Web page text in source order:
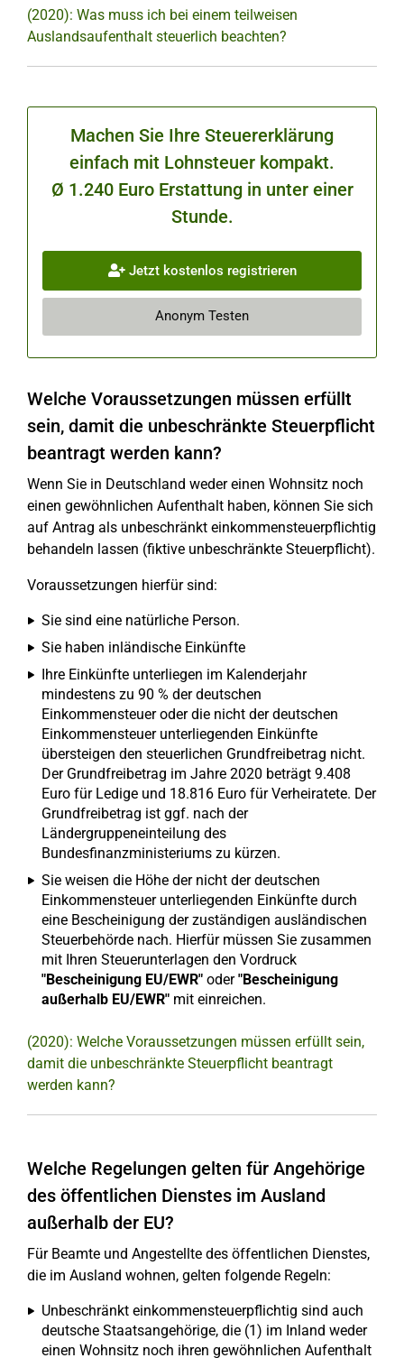
(2020): Was muss ich bei einem teilweisen
Auslandsaufenthalt steuerlich beachten?
Machen Sie Ihre Steuererklärung
einfach mit Lohnsteuer kompakt.
Ø 1.240 Euro Erstattung in unter einer
Stunde.
Jetzt kostenlos registrieren
Anonym Testen
Welche Voraussetzungen müssen erfüllt
sein, damit die unbeschränkte Steuerpflicht
beantragt werden kann?
Wenn Sie in Deutschland weder einen Wohnsitz noch
einen gewöhnlichen Aufenthalt haben, können Sie sich
auf Antrag als unbeschränkt einkommensteuerpflichtig
behandeln lassen (fiktive unbeschränkte Steuerpflicht).
Voraussetzungen hierfür sind:
Sie sind eine natürliche Person.
Sie haben inländische Einkünfte
Ihre Einkünfte unterliegen im Kalenderjahr
mindestens zu 90 % der deutschen
Einkommensteuer oder die nicht der deutschen
Einkommensteuer unterliegenden Einkünfte
übersteigen den steuerlichen Grundfreibetrag nicht.
Der Grundfreibetrag im Jahre 2020 beträgt 9.408
Euro für Ledige und 18.816 Euro für Verheiratete. Der
Grundfreibetrag ist ggf. nach der
Ländergruppeneinteilung des
Bundesfinanzministeriums zu kürzen.
Sie weisen die Höhe der nicht der deutschen
Einkommensteuer unterliegenden Einkünfte durch
eine Bescheinigung der zuständigen ausländischen
Steuerbehörde nach. Hierfür müssen Sie zusammen
mit Ihren Steuerunterlagen den Vordruck
"Bescheinigung EU/EWR" oder"Bescheinigung
außerhalb EU/EWR" mit einreichen.
(2020): Welche Voraussetzungen müssen erfüllt sein,
damit die unbeschränkte Steuerpflicht beantragt
werden kann?
Welche Regelungen gelten für Angehörige
des öffentlichen Dienstes im Ausland
außerhalb der EU?
Für Beamte und Angestellte des öffentlichen Dienstes,
die im Ausland wohnen, gelten folgende Regeln:
Unbeschränkt einkommensteuerpflichtig sind auch
deutsche Staatsangehörige, die (1) im Inland weder
einen Wohnsitz noch ihren gewöhnlichen Aufenthalt